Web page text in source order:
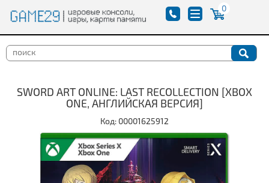
0
SWORD ART ONLINE: LAST RECOLLECTION [XBOX
ONE, АНГЛИЙСКАЯ ВЕРСИЯ]
Код: 00001625912